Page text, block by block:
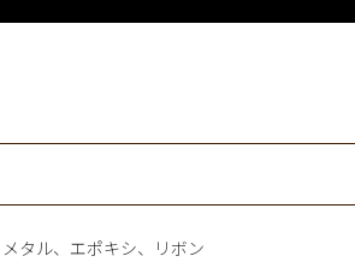
タル、エポキシ、リボン